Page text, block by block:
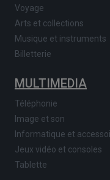
Voyage
Arts et collections
Musique et instruments
Billetterie
MULTIMEDIA
Téléphonie
Image et son
Informatique et
Jeux vidéo et consoles
Tablette